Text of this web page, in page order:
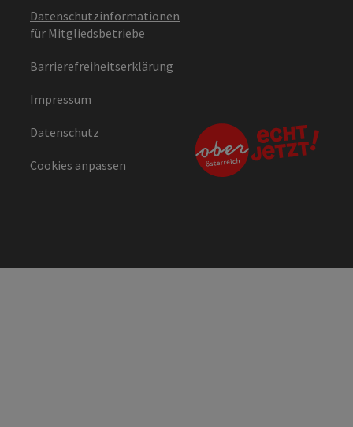
Datenschutzinformationen
für Mitgliedsbetriebe
Barrierefreiheitserklärung
Impressum
Datenschutz
Cookies anpassen